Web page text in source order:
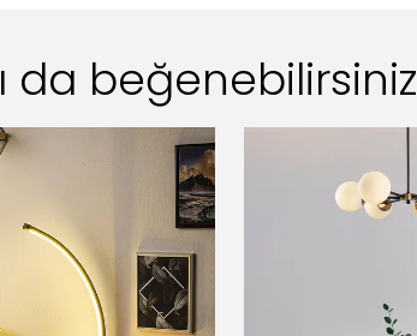
da beğenebilirsiniz